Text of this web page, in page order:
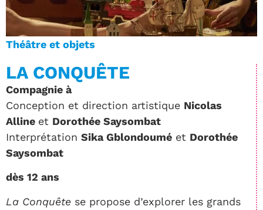
Théâtre et objets
LA CONQUÊTE
Compagnie à
Conception et direction artistique Nicolas
Alline et Dorothée Saysombat
Interprétation Sika Gblondoumé et Dorothée
Saysombat
dès 12 ans
La Conquête se propose d’explorer les grands